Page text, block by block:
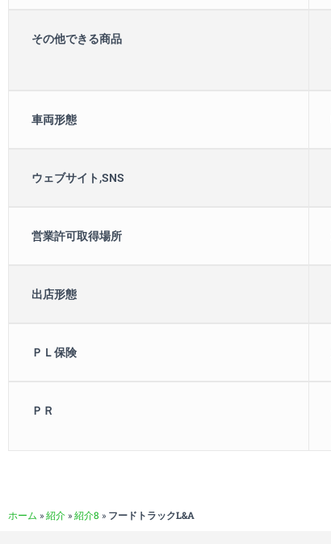
その他できる商品
車両形態
ウェブサイト,SNS
営業許可取得場所
出店形態
ＰＬ保険
ＰＲ
ホーム » 紹介 » 紹介8 » フードトラックL&A